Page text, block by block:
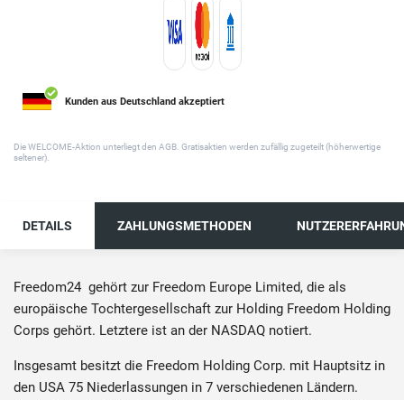
Kunden aus Deutschland akzeptiert
Die WELCOME-Aktion unterliegt den AGB. Gratisaktien werden zufällig zugeteilt (höherwertige
seltener).
MIN. EINZAHLUNG
0,00€
ORDER­GEBÜHR INLAND
1,20€ + 0,50%
LIZENZ BIETET SPARPLÄNE
Nein
Aktienoptionen von US-Unternehmen
Lizensierter Broker
DETAILS ZAHLUNGSMETHODEN
Freedom24 gehört zur Freedom Europe Limited, die als
europäische Tochtergesellschaft zur Holding Freedom Holding
Corps gehört. Letztere ist an der NASDAQ notiert.
Insgesamt besitzt die Freedom Holding Corp. mit Hauptsitz in
den USA 75 Niederlassungen in 7 verschiedenen Ländern.